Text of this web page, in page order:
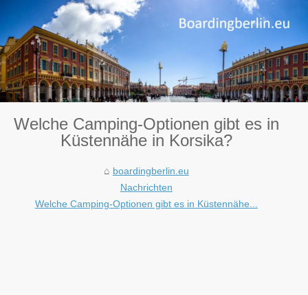
Welche Camping-Optionen gibt es in
Küstennähe in Korsika?
boardingberlin.eu
Nachrichten
Welche Camping-Optionen gibt es in Küstennähe...